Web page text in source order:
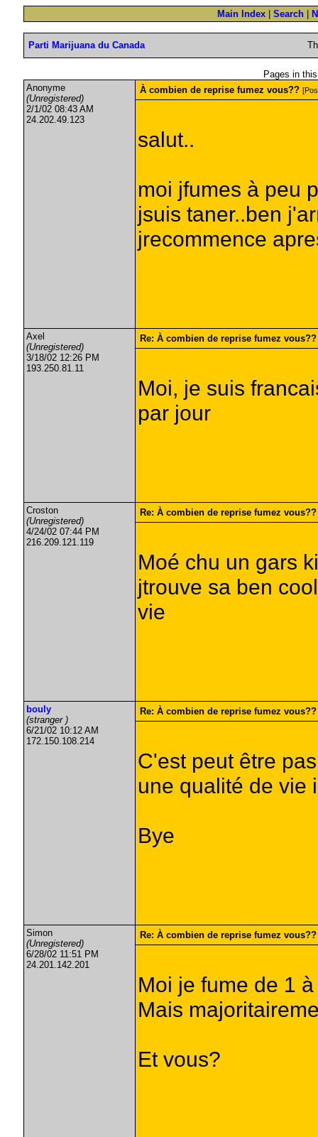
Main Index Search
Parti Marijuana du Canada
Pages in
Anonyme
(Unregistered)
2/1/02 08:43 AM
24.202.49.123
À combien de reprise fumez vous??
salut..
moi jfumes à peu
jsuis taner..ben
jrecommence
Axel
(Unregistered)
3/18/02 12:26 PM
193.250.81.11
Re: À combien de reprise fumez vous??
Moi, je suis
par jour
Croston
(Unregistered)
4/24/02 07:44 PM
216.209.121.119
Re: À combien de reprise fumez vous??
Moé chu un gars
jtrouve sa ben
vie
bouly
(stranger )
6/21/02 10:12 AM
172.150.108.214
Re: À combien de reprise fumez vous??
C'est peut être
une qualité de vie
Bye
Simon
(Unregistered)
6/28/02 11:51 PM
24.201.142.201
Re: À combien de reprise fumez vous??
Moi je fume de 1
Mais
Et vous?